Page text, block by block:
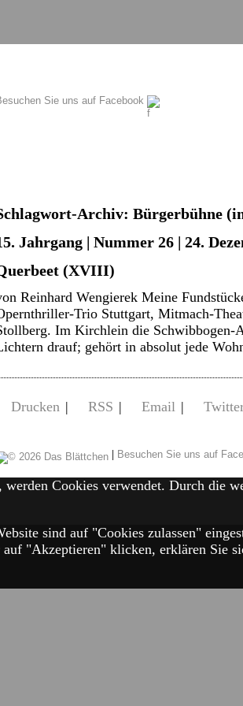
Sie uns auf Facebook
Archiv: Bürgerbühne
Jahrgang | Nummer 26 | 24.
(XVIII)
Reinhard Wengierek Meine
Trio Stuttgart, Mitmach-
Im Kirchlein die Schwibbogen-
drauf; gehört in absolut jede
Drucken | RSS | Email |
| Besuchen Sie uns auf
Cookies verwendet. Durch die
sind auf "Cookies zulassen"
"Akzeptieren" klicken, erklären Sie